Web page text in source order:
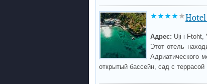
Hotel
Адрес: Uji i Ftoht,
Этот отель
Адриатического
открытый бассейн, сад с